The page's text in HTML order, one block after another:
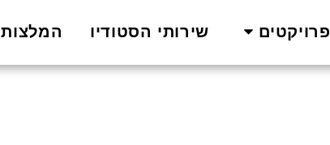
פרויקטים שירותי הסטודיו המלצות